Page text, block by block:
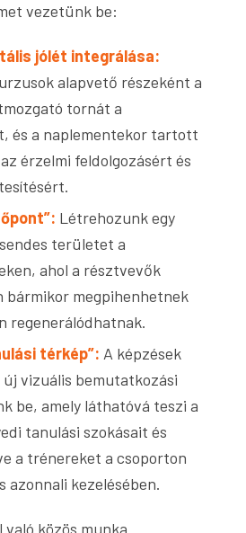
vezetünk be:
jólét integrálása:
alapvető részeként a
tornát a
és a naplementekor tartott
érzelmi feldolgozásért és
Létrehozunk egy
területet a
ahol a résztvevők
bármikor megpihenhetnek
regenerálódhatnak.
térkép”: A képzések
új vizuális bemutatkozási
be, amely láthatóvá teszi a
tanulási szokásait és
a trénereket a csoporton
azonnali kezelésében.
való közös munka